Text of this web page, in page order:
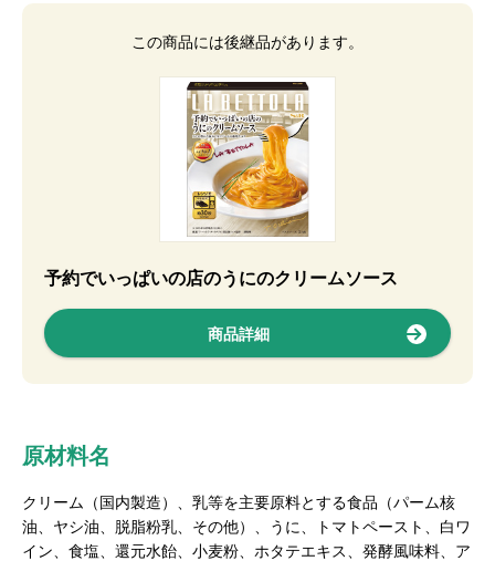
この商品には後継品があります。
予約でいっぱいの店のうにのクリームソース
商品詳細
原材料名
クリーム（国内製造）、乳等を主要原料とする食品（パーム核
油、ヤシ油、脱脂粉乳、その他）、うに、トマトペースト、白ワ
イン、食塩、還元水飴、小麦粉、ホタテエキス、発酵風味料、ア